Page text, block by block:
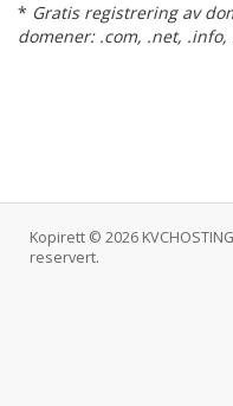
* Gratis registrering av
domener: .com, .net, .info,
Kopirett © 2026
reservert.